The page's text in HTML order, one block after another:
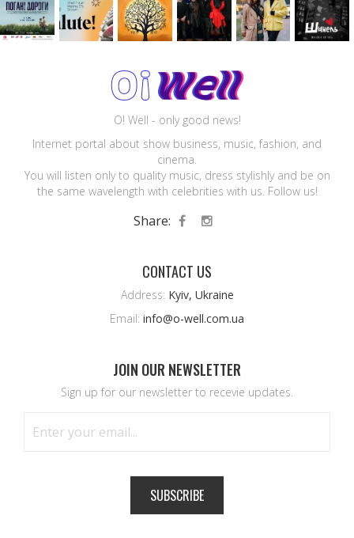
O! Well - only good news!
Internet portal about show business, music, fashion, and
cinema.
You will listen only to quality music, dress stylishly and be on
the same wavelength with celebrities with us. Follow us!
Share:
CONTACT US
Address: Kyiv, Ukraine
Email: info@o-well.com.ua
JOIN OUR NEWSLETTER
Sign up for our newsletter to recevie updates.
SUBSCRIBE